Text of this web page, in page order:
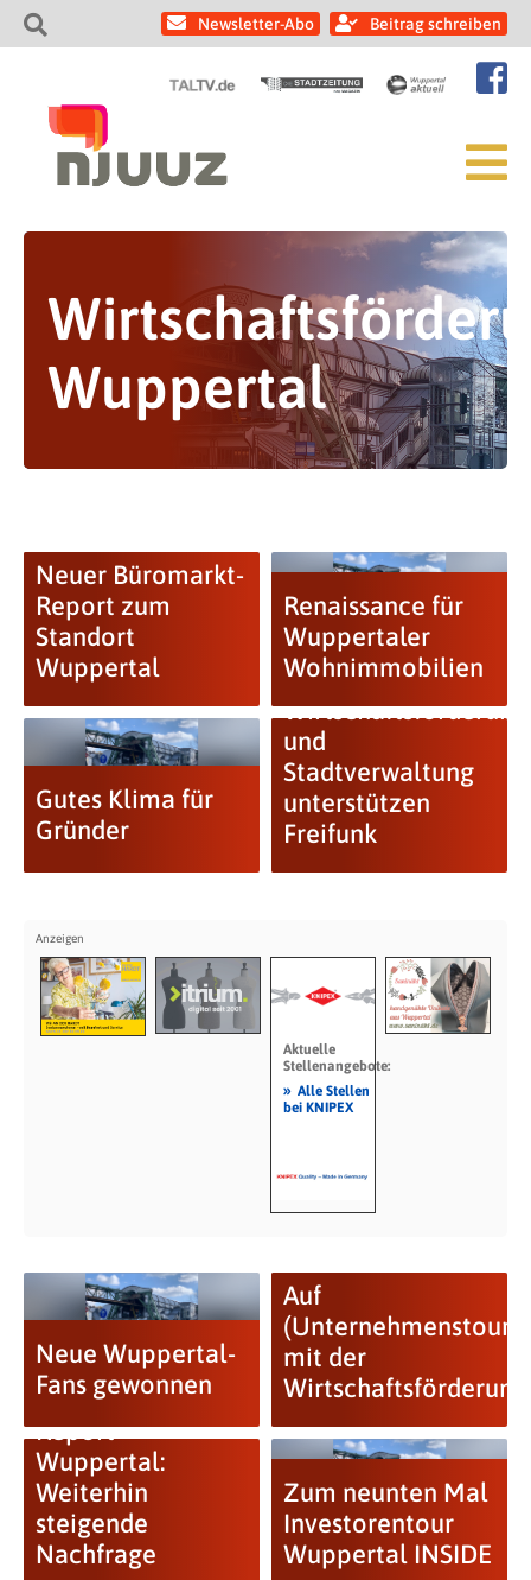
Newsletter-Abo Beitrag schreiben
Wuppertal
Neuer Büromarkt-
Report zum
Standort
Wuppertal
Renaissance für
Wuppertaler
Wohnimmobilien
Gutes Klima für
Gründer
Wirtschaftsförderung
und
Stadtverwaltung
unterstützen
Freifunk
Aktuelle
Stellenangebote:
» Alle Stellen
bei KNIPEX
Neue Wuppertal-
Fans gewonnen
Auf
(Unternehmenstour-
mit der
Wirtschaftsförderung
Neuer
Wohnungsmarkt-
Report
Wuppertal:
Weiterhin
steigende
Nachfrage
Zum neunten Mal
Investorentour
Wuppertal INSIDE